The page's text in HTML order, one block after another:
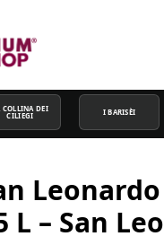
COLLINA DEI
CILIEGI
I BARISÈI
L – San